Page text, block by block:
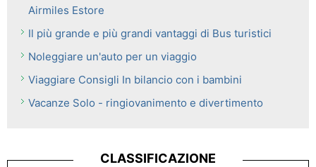
Airmiles Estore
Il più grande e più grandi vantaggi di Bus turistici
Noleggiare un'auto per un viaggio
Viaggiare Consigli In bilancio con i bambini
Vacanze Solo - ringiovanimento e divertimento
CLASSIFICAZIONE